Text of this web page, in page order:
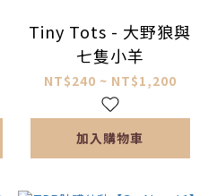
Tiny Tots - 大野狼與
七隻小羊
NT$240 ~ NT$1,200
加入購物車